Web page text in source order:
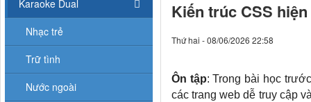
Kiến trúc CSS
Thứ hai - 08/06/2026 22:58
Ôn tập: Trong bài học
các trang web dễ truy cập
Karaoke Dual
Nhạc trẻ
Trữ tình
Nước ngoài